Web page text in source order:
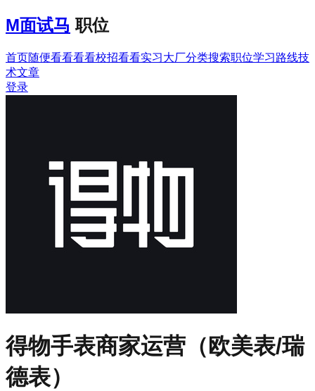
M面试马 职位
首页随便看看看看校招看看实习大厂分类搜索职位学习路线技
术文章
登录
得物手表商家运营（欧美表/瑞
德表）